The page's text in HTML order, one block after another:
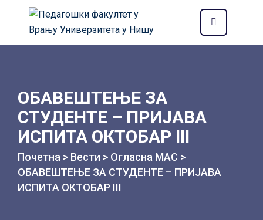
ОБАВЕШТЕЊЕ ЗА
СТУДЕНТЕ – ПРИЈАВА
ИСПИТА ОКТОБАР III
Почетна > Вести > Огласна МАС >
ОБАВЕШТЕЊЕ ЗА СТУДЕНТЕ – ПРИЈАВА
ИСПИТА ОКТОБАР III